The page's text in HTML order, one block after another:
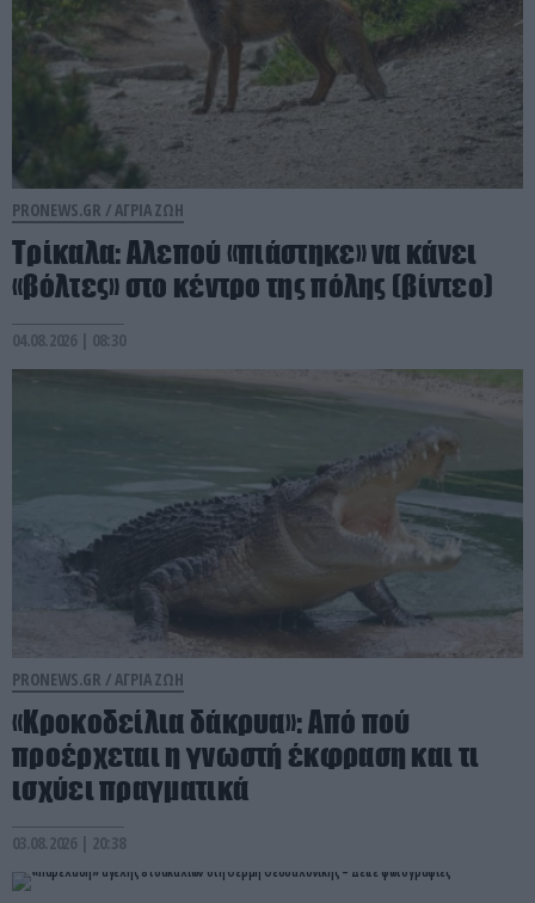
PRONEWS.GR /ΑΓΡΙΑ ΖΩΗ
Τρίκαλα: Aλεπού «πιάστηκε» να κάνει
«βόλτες» στο κέντρο της πόλης (βίντεο)
04.08.2026 | 08:30
PRONEWS.GR / ΑΓΡΙΑ ΖΩΗ
«Κροκοδείλια δάκρυα»: Από πού
προέρχεται η γνωστή έκφραση και τι
ισχύει πραγματικά
03.08.2026 | 20:38